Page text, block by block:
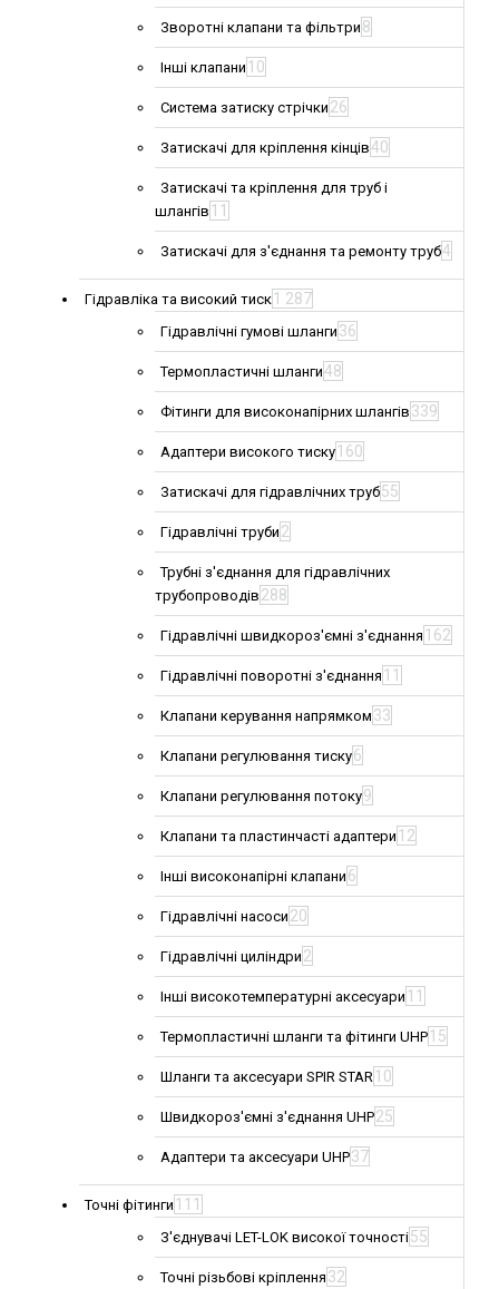
Зворотні клапани та фільтри 8
Інші клапани 10
Система затиску стрічки 26
Затискачі для кріплення кінців40
Затискачі та кріплення для труб і
шлангів 11
Затискачі для з'єднання та ремонту труб4
Гідравліка та високий тиск 1 287
Гідравлічні гумові шланги 36
Термопластичні шланги48
Фітинги для високонапірних шлангів 339
Адаптери високого тиску 160
Затискачі для гідравлічних труб55
Гідравлічні труби 2
Трубні з'єднання для гідравлічних
трубопроводів 288
Гідравлічні швидкороз'ємні з'єднання 162
Гідравлічні поворотні з'єднання 11
Клапани керування напрямком 33
Клапани регулювання тиску6
Клапани регулювання потоку9
Клапани та пластинчасті адаптери 12
Інші високонапірні клапани 6
Гідравлічні насоси 20
Гідравлічні циліндри 2
Інші високотемпературні аксесуари 11
Термопластичні шланги та фітинги UHP 15
Шланги та аксесуари SPIR STAR 10
Швидкороз'ємні з'єднання UHP25
Адаптери та аксесуари UHP37
Точні фітинги 111
З'єднувачі LET-LOK високої точності55
Точні різьбові кріплення 32